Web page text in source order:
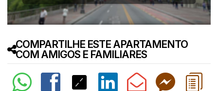
COMPARTILHE ESTE APARTAMENTO
COM AMIGOS E FAMILIARES